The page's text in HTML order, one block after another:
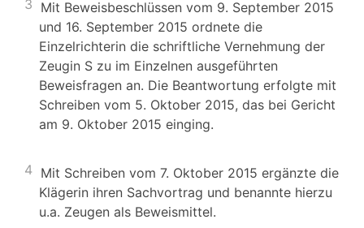
3 Mit Beweisbeschlüssen vom 9. September 2015
und 16. September 2015 ordnete die
Einzelrichterin die schriftliche Vernehmung der
Zeugin S zu im Einzelnen ausgeführten
Beweisfragen an. Die Beantwortung erfolgte mit
Schreiben vom 5. Oktober 2015, das bei Gericht
am 9. Oktober 2015 einging.
4 Mit Schreiben vom 7. Oktober 2015 ergänzte die
Klägerin ihren Sachvortrag und benannte hierzu
u.a. Zeugen als Beweismittel.